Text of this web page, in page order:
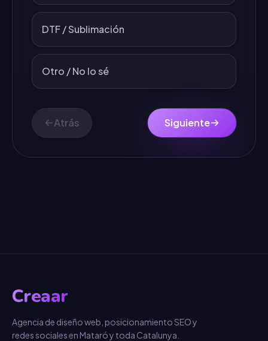
DTF / Sublimación
Otro / No lo sé
Atrás Siguiente
Creaar
Agencia de diseño web, posicionamiento SEO y
redes sociales en Mataró y toda Catalunya.